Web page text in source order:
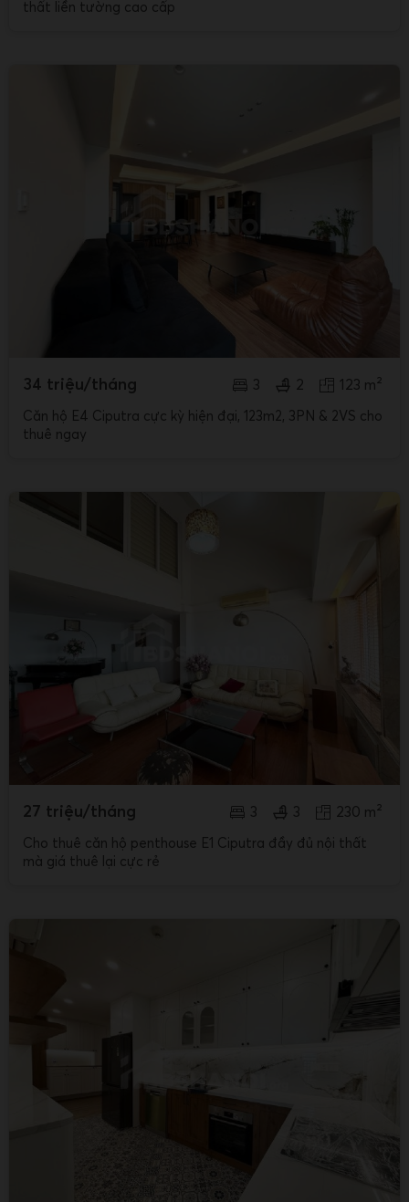
thất liền tường cao cấp
34 triệu/tháng 3 2 123 m²
Căn hộ E4 Ciputra cực kỳ hiện đại, 123m2, 3PN & 2VS cho
thuê ngay
27 triệu/tháng 3 3 230 m²
Cho thuê căn hộ penthouse E1 Ciputra đầy đủ nội thất
mà giá thuê lại cực rẻ